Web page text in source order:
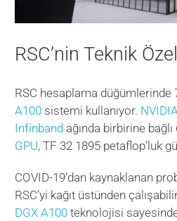
RSC’nin Teknik
RSC hesaplama düğümlerinde
A100 sistemi kullanıyor.
Infinband ağında birbirine
GPU, TF 32 1895 petaflop’luk
COVID-19’dan kaynaklanan
RSC’yi kağıt üstünden
DGX A100 teknolojisi